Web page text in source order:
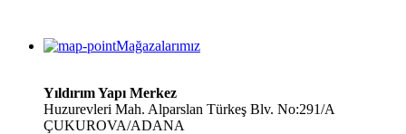
Mağazalarımız
Yıldırım Yapı Merkez
Huzurevleri Mah. Alparslan Türkeş Blv. No:291/A
ÇUKUROVA/ADANA